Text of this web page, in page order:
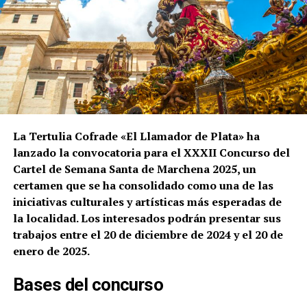
La Tertulia Cofrade «El Llamador de Plata» ha
lanzado la convocatoria para el XXXII Concurso del
Cartel de Semana Santa de Marchena 2025, un
certamen que se ha consolidado como una de las
iniciativas culturales y artísticas más esperadas de
la localidad. Los interesados podrán presentar sus
trabajos entre el 20 de diciembre de 2024 y el 20 de
enero de 2025.
Bases del concurso